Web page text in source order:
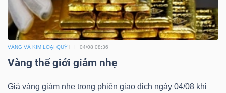
VÀNG VÀ KIM LOẠI QUÝ 04/08 08:36
Vàng thế giới giảm nhẹ
Giá vàng giảm nhẹ trong phiên giao dịch ngày 04/08 khi